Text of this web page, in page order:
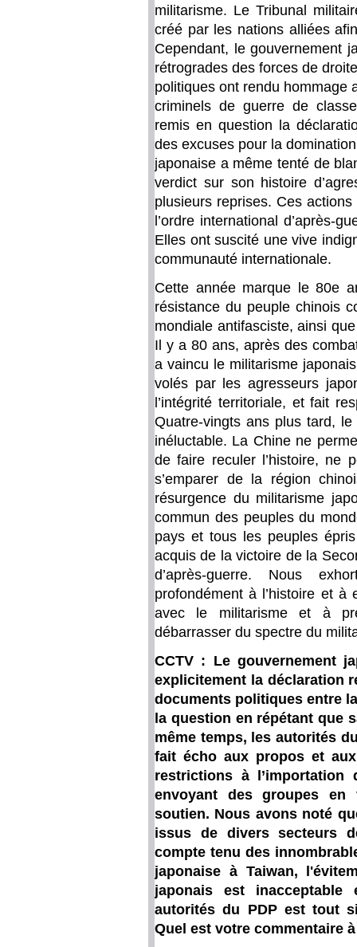
militarisme. Le Tribunal
créé par les nations alliées
Cependant, le gouvernement
rétrogrades des forces de
politiques ont rendu hommage
criminels de guerre de
remis en question la
des excuses pour la
japonaise a même tenté de
verdict sur son histoire
plusieurs reprises. Ces
l’ordre international d’après-
Elles ont suscité une vive
communauté internationale.
Cette année marque le 80e
résistance du peuple chinois
mondiale antifasciste, ainsi
Il y a 80 ans, après des
a vaincu le militarisme
volés par les agresseurs
l’intégrité territoriale, et fait
Quatre-vingts ans plus tard,
inéluctable. La Chine ne
de faire reculer l’histoire, ne
s’emparer de la région
résurgence du militarisme
commun des peuples du
pays et tous les peuples
acquis de la victoire de la
d’après-guerre. Nous
profondément à l’histoire et
avec le militarisme et à
débarrasser du spectre du
CCTV : Le gouvernement
explicitement la déclaration
documents politiques entre
la question en répétant que
même temps, les autorités
fait écho aux propos et
restrictions à
envoyant des groupes
soutien. Nous avons noté
issus de divers secteurs
compte tenu des
japonaise à Taiwan,
japonais est
autorités du PDP est tout
Quel est votre commentaire